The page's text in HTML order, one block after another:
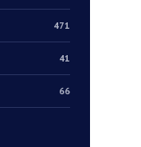
471
41
66